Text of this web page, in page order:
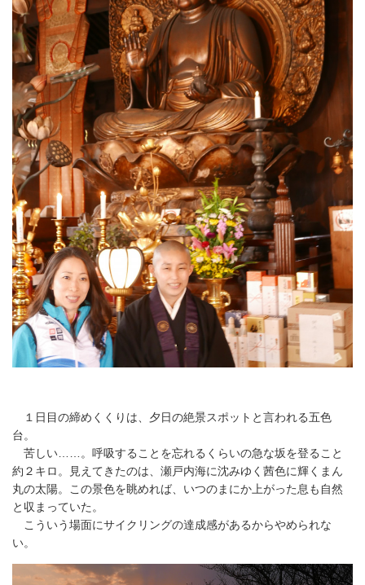
１日目の締めくくりは、夕日の絶景スポットと言われる五色
台。
苦しい……。呼吸することを忘れるくらいの急な坂を登ること
約２キロ。見えてきたのは、瀬戸内海に沈みゆく茜色に輝くまん
丸の太陽。この景色を眺めれば、いつのまにか上がった息も自然
と収まっていた。
こういう場面にサイクリングの達成感があるからやめられな
い。